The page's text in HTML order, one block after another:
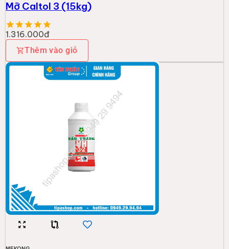
Mỡ Caltol 3 (15kg)
1.316.000đ
Thêm vào giỏ